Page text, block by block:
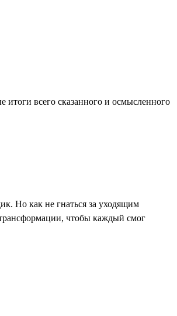
всего сказанного и осмысленного
Но как не гнаться за уходящим
чтобы каждый смог